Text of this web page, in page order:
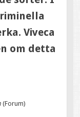
Viveca
om detta
(Forum)